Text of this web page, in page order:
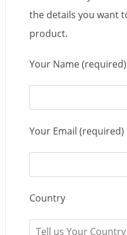
the details you want
product.
Your Name (required)
Your Email (required)
Country